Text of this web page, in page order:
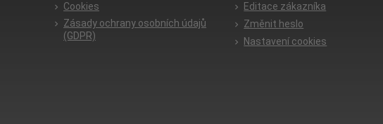
Cookies
Zásady ochrany osobních údajů
(GDPR)
Editace zákazníka
Změnit heslo
Nastavení cookies